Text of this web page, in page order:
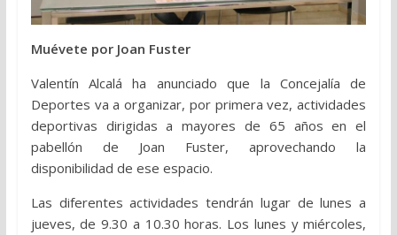
Muévete por Joan Fuster
Valentín Alcalá ha anunciado que la Concejalía de
Deportes va a organizar, por primera vez, actividades
deportivas dirigidas a mayores de 65 años en el
pabellón de Joan Fuster, aprovechando la
disponibilidad de ese espacio.
Las diferentes actividades tendrán lugar de lunes a
jueves, de 9.30 a 10.30 horas. Los lunes y miércoles,